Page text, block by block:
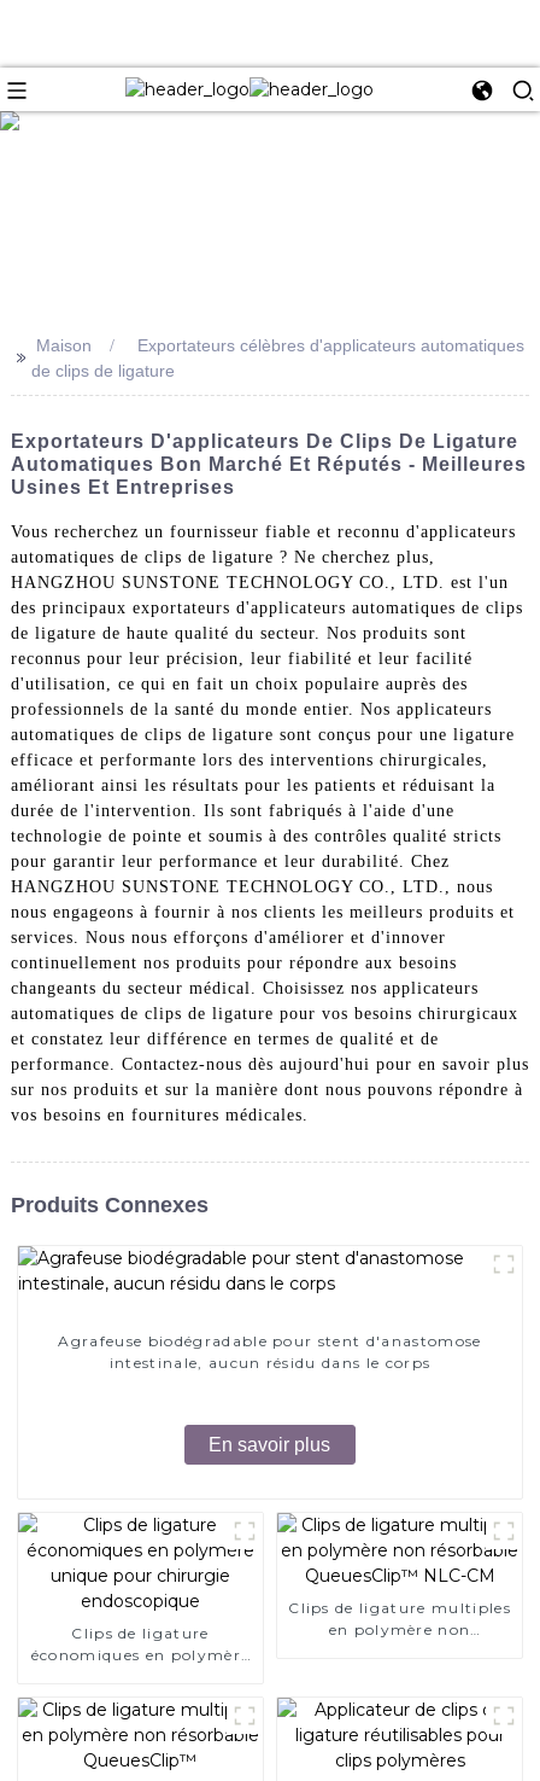
>> Maison
Exportateurs célèbres d'applicateurs automatiques
de clips de ligature
Exportateurs D'applicateurs De Clips De Ligature
Automatiques Bon Marché Et Réputés - Meilleures
Usines Et Entreprises
Vous recherchez un fournisseur fiable et reconnu d'applicateurs
automatiques de clips de ligature ? Ne cherchez plus,
HANGZHOU SUNSTONE TECHNOLOGY CO., LTD. est l'un
des principaux exportateurs d'applicateurs automatiques de clips
de ligature de haute qualité du secteur. Nos produits sont
reconnus pour leur précision, leur fiabilité et leur facilité
d'utilisation, ce qui en fait un choix populaire auprès des
professionnels de la santé du monde entier. Nos applicateurs
automatiques de clips de ligature sont conçus pour une ligature
efficace et performante lors des interventions chirurgicales,
améliorant ainsi les résultats pour les patients et réduisant la
durée de l'intervention. Ils sont fabriqués à l'aide d'une
technologie de pointe et soumis à des contrôles qualité stricts
pour garantir leur performance et leur durabilité. Chez
HANGZHOU SUNSTONE TECHNOLOGY CO., LTD., nous
nous engageons à fournir à nos clients les meilleurs produits et
services. Nous nous efforçons d'améliorer et d'innover
continuellement nos produits pour répondre aux besoins
changeants du secteur médical. Choisissez nos applicateurs
automatiques de clips de ligature pour vos besoins chirurgicaux
et constatez leur différence en termes de qualité et de
performance. Contactez-nous dès aujourd'hui pour en savoir plus
sur nos produits et sur la manière dont nous pouvons répondre à
vos besoins en fournitures médicales.
Produits Connexes
Agrafeuse biodégradable pour stent d'anastomose
intestinale, aucun résidu dans le corps
En savoir plus
Clips de ligature
économiques en polymère
Clips de ligature multiples
en polymère non